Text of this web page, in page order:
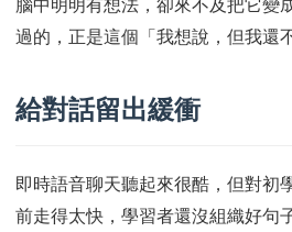
過的，正是這個「我想說，但我還
給對話留出緩衝
即時語音聊天聽起來很酷，但對初
前走得太快，學習者還沒組織好句